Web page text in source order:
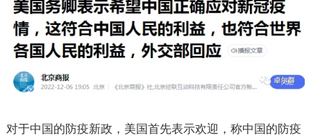
对于中国的防疫新政，美国首先表示欢迎，称中国的防疫